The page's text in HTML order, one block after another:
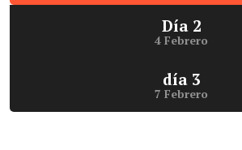
Día 2
4 Febrero
día 3
7 Febrero